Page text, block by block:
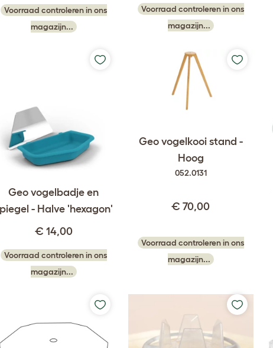
Voorraad controleren in ons
magazijn...
Voorraad controleren in ons
magazijn...
Geo vogelbadje en
- Halve 'hexagon'
€ 14,00
Voorraad controleren in ons
magazijn...
Geo vogelkooi stand -
Hoog
052.0131
€ 70,00
Voorraad controleren in ons
magazijn...